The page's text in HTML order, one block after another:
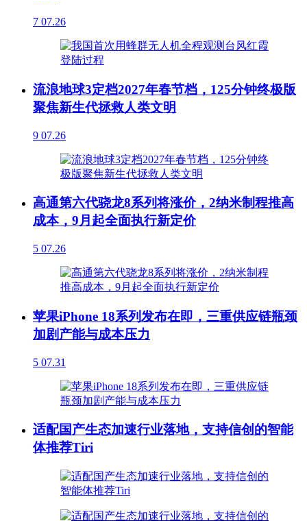
7 07.26
流浪地球3定档2027年春节档，125分钟终极版
聚焦新生代拯救人类文明
9 07.26
高通第六代骁龙8系列将涨价，2纳米制程推高
成本，9月起全面执行新定价
5 07.26
苹果iPhone 18系列发布在即，三重供应链瓶颈
加剧产能与成本压力
5 07.31
适配国产生态加速行业落地，支持信创的智能
体推荐Tiri